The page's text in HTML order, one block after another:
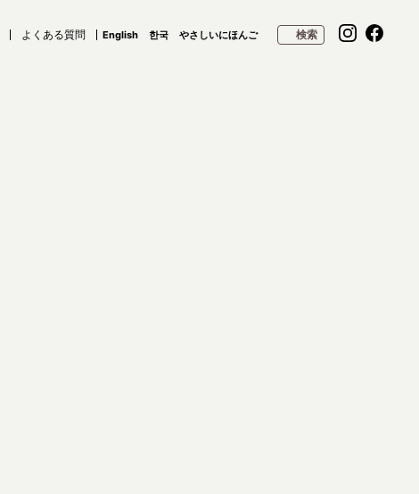
よくある質問 English 한국 やさしいにほんご 検索